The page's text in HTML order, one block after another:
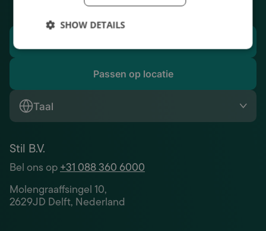
Passen op locatie
Taal
Stil B.V.
Bel ons op+31 088 360 6000
Molengraaffsingel 10,
2629JD Delft, Nederland
SHOW DETAILS